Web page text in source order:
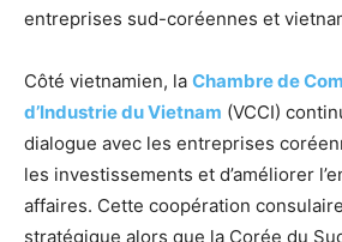
entreprises sud-coréennes et
Côté vietnamien, la Chambre de
d’Industrie du Vietnam (VCCI)
dialogue avec les entreprises
les investissements et d’améliorer
affaires. Cette coopération
stratégique alors que la Corée du